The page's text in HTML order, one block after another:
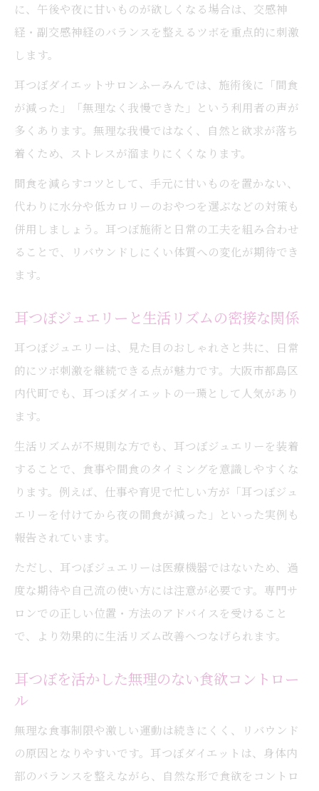
に、午後や夜に甘いものが欲しくなる場合は、交感神
経・副交感神経のバランスを整えるツボを重点的に刺激
します。
耳つぼダイエットサロンふーみんでは、施術後に「間食
が減った」「無理なく我慢できた」という利用者の声が
多くあります。無理な我慢ではなく、自然と欲求が落ち
着くため、ストレスが溜まりにくくなります。
間食を減らすコツとして、手元に甘いものを置かない、
代わりに水分や低カロリーのおやつを選ぶなどの対策も
併用しましょう。耳つぼ施術と日常の工夫を組み合わせ
ることで、リバウンドしにくい体質への変化が期待でき
ます。
耳つぼジュエリーと生活リズムの密接な関係
耳つぼジュエリーは、見た目のおしゃれさと共に、日常
的にツボ刺激を継続できる点が魅力です。大阪市都島区
内代町でも、耳つぼダイエットの一環として人気があり
ます。
生活リズムが不規則な方でも、耳つぼジュエリーを装着
することで、食事や間食のタイミングを意識しやすくな
ります。例えば、仕事や育児で忙しい方が「耳つぼジュ
エリーを付けてから夜の間食が減った」といった実例も
報告されています。
ただし、耳つぼジュエリーは医療機器ではないため、過
度な期待や自己流の使い方には注意が必要です。専門サ
ロンでの正しい位置・方法のアドバイスを受けること
で、より効果的に生活リズム改善へつなげられます。
耳つぼを活かした無理のない食欲コントロー
ル
無理な食事制限や激しい運動は続きにくく、リバウンド
の原因となりやすいです。耳つぼダイエットは、身体内
部のバランスを整えながら、自然な形で食欲をコントロ